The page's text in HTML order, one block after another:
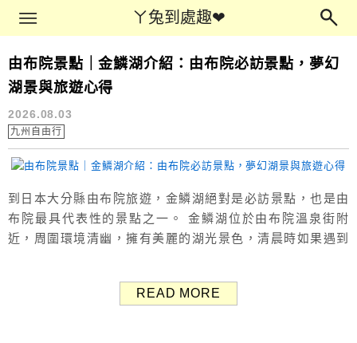
ㄚ兔到處趣❤ㄚ兔到處趣❤
Main Menu
九州自由行
由布院景點｜金鱗湖介紹：由布院必訪景點，夢幻
湖景與旅遊心得
2026.08.03
九州自由行
到日本大分縣由布院旅遊，金鱗湖絕對是必訪景點，也是由
布院最具代表性的景點之一。 金鱗湖位於由布院溫泉街附
近，周圍環境清幽，擁有美麗的湖光景色，清晨時如果遇到
與實際旅遊心得，大家到由布院旅遊時可以參考。 （Google
READ MORE